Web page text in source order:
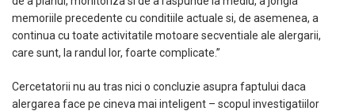
memoriile precedente cu conditiile actuale si, de asemenea, a
continua cu toate activitatile motoare secventiale ale alergarii,
care sunt, la randul lor, foarte complicate.”
Cercetatorii nu au tras nici o concluzie asupra faptului daca
alergarea face pe cineva mai inteligent – scopul investigatiilor